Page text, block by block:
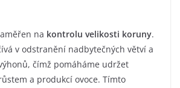
na kontrolu velikosti koruny.
v odstranění nadbytečných větví a
čímž pomáháme udržet
a produkcí ovoce. Tímto